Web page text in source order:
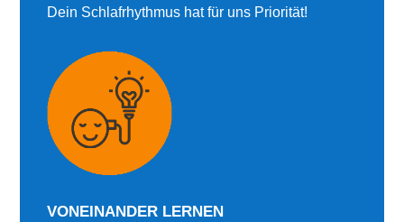
Dein Schlafrhythmus hat für uns Priorität!
VONEINANDER LERNEN